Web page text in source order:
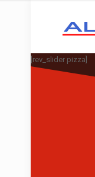
[rev_slider pizza]